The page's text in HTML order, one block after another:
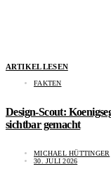
ARTIKEL LESEN
FAKTEN
Design-Scout:
sichtbar gemacht
MICHAEL HÜTTINGER
30. JULI 2026